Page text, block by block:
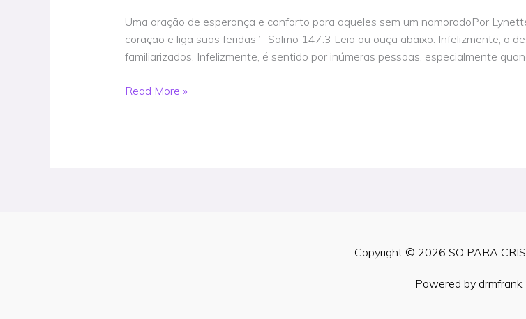
Uma oração de esperança e conforto para aqueles sem um namoradoPor
coração e liga suas feridas” -Salmo 147:3 Leia ou ouça abaixo: Infelizmente, o
familiarizados. Infelizmente, é sentido por inúmeras pessoas, especialmente
conforto
para
aqueles
um
Read More »
Copyright © 2026 SO PARA
Powered by drmfrank